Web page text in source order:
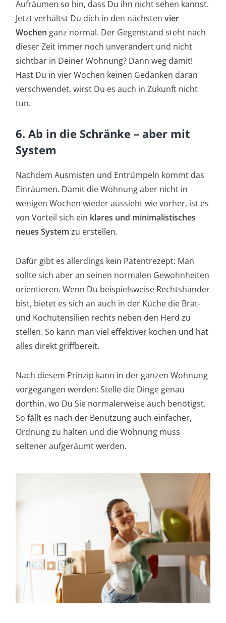
Aufräumen so hin, dass Du ihn nicht sehen kannst.
Jetzt verhältst Du dich in den nächstenvier
Wochen ganz normal. Der Gegenstand steht nach
dieser Zeit immer noch unverändert und nicht
sichtbar in Deiner Wohnung? Dann weg damit!
Hast Du in vier Wochen keinen Gedanken daran
verschwendet, wirst Du es auch in Zukunft nicht
tun.
6. Ab in die Schränke – aber mit
System
Nachdem Ausmisten und Entrümpeln kommt das
Einräumen. Damit die Wohnung aber nicht in
wenigen Wochen wieder aussieht wie vorher, ist es
von Vorteil sich ein klares und minimalistisches
neues System zu erstellen.
Dafür gibt es allerdings kein Patentrezept: Man
sollte sich aber an seinen normalen Gewohnheiten
orientieren. Wenn Du beispielsweise Rechtshänder
bist, bietet es sich an auch in der Küche die Brat-
und Kochutensilien rechts neben den Herd zu
stellen. So kann man viel effektiver kochen und hat
alles direkt griffbereit.
Nach diesem Prinzip kann in der ganzen Wohnung
vorgegangen werden: Stelle die Dinge genau
dorthin, wo Du Sie normalerweise auch benötigst.
So fällt es nach der Benutzung auch einfacher,
Ordnung zu halten und die Wohnung muss
seltener aufgeräumt werden.